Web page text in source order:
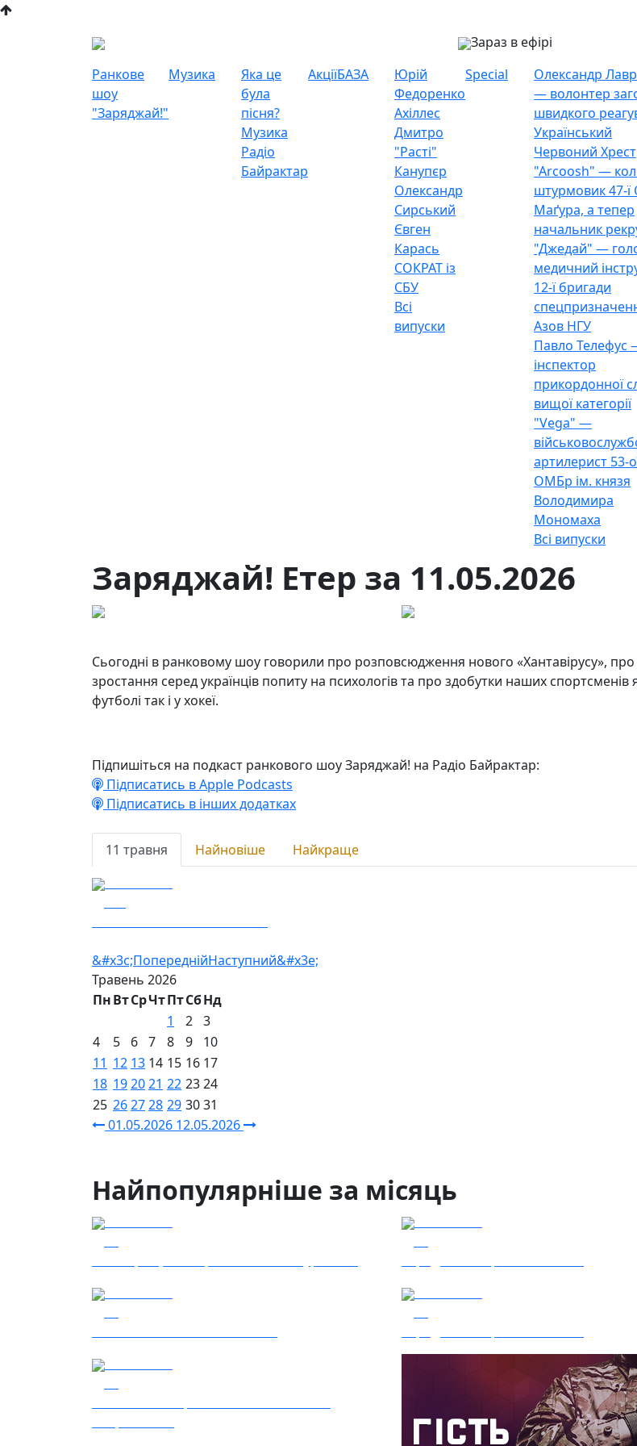
Зараз в ефірі
Ранкове
шоу
"Заряджай!"
Музика
Яка це
була
пісня?
Музика
Радіо
Байрактар
АкціїБАЗА
Юрій
Федоренко
Ахіллес
Дмитро
"Расті"
Канупєр
Олександр
Сирський
Євген
Карась
СОКРАТ із
СБУ
Всі
випуски
Special
Олександр
— волонтер
швидкого
Український
Червоний Хрест
"Arcoosh" —
штурмовик 47-
Маґура, а тепер
начальник
"Джедай" —
медичний
12-ї бригади
Азов НГУ
Павло Телефус
інспектор
прикордонної
вищої категорії
"Vega" —
артилерист 53-
ОМБр ім. князя
Володимира
Мономаха
Всі випуски
Заряджай! Етер за 11.05.2026
Сьогодні в ранковому шоу говорили про розповсюдження нового «Хантавірусу», про
зростання серед українців попиту на психологів та про здобутки наших спортсменів
футболі так і у хокеї.
Підпишіться на подкаст ранкового шоу Заряджай! на Радіо Байрактар:
Підписатись в Apple Podcasts
Підписатись в інших додатках
11 травня Найновіше
Найкраще
&#x3c;ПопереднійНаступний&#x3e;
Травень 2026
ПнВтСрЧтПтСбНд
1
2 3
4
5 6 7 8 9
10
11 12 13 14 15 16 17
18 192021 22 2324
25 262728 29 3031
01.05.2026 12.05.2026
Найпопулярніше за місяць